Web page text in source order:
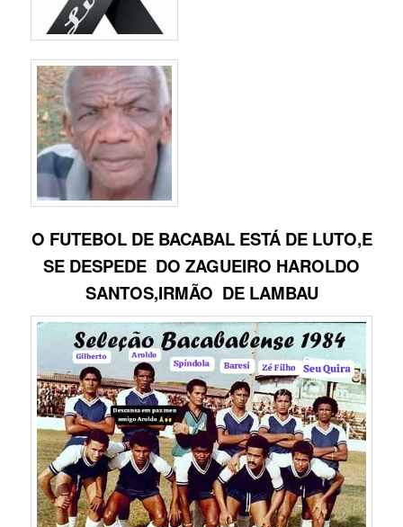
O FUTEBOL DE BACABAL ESTÁ DE LUTO,E
SE DESPEDE DO ZAGUEIRO HAROLDO
SANTOS,IRMÃO DE LAMBAU